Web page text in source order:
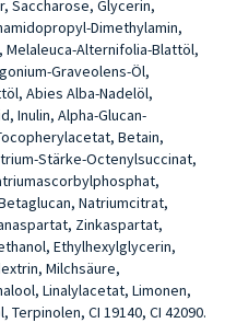
Saccharose, Glycerin,
Dimethylamin,
Alternifolia-Blattöl,
Graveolens-Öl,
Abies Alba-Nadelöl,
Inulin, Alpha-Glucan-
Betain,
Stärke-Octenylsuccinat,
Natriumcitrat,
Zinkaspartat,
Ethylhexylglycerin,
Milchsäure,
Linalylacetat, Limonen,
CI 19140, CI 42090.